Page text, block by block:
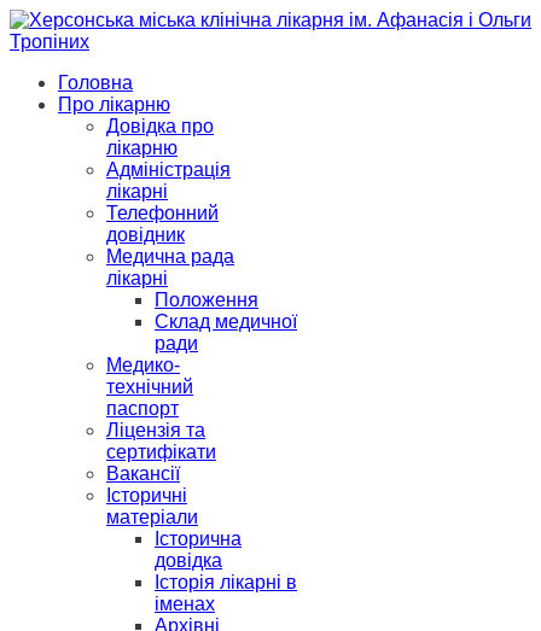
Головна
Про лікарню
Довідка про
лікарню
Адміністрація
лікарні
Телефонний
довідник
Медична рада
лікарні
Положення
Склад медичної
ради
Медико-
технічний
паспорт
Ліцензія та
сертифікати
Вакансії
Історичні
матеріали
Історична
довідка
Історія лікарні в
іменах
Архівні